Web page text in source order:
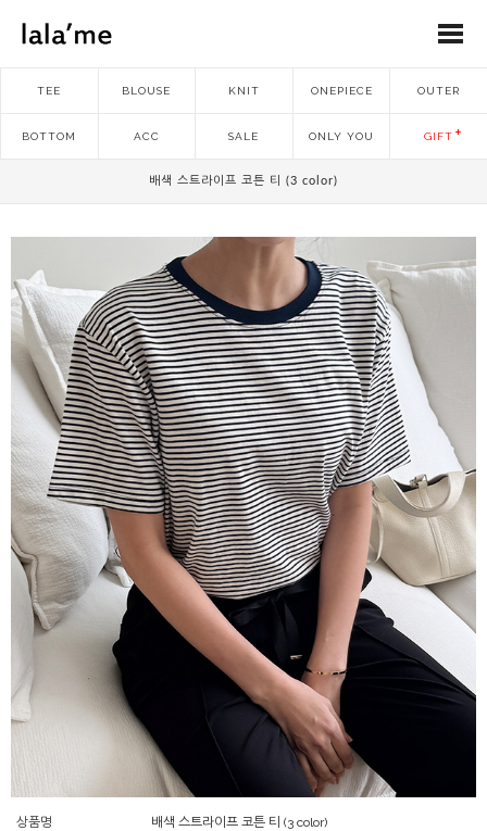
TEE BLOUSE KNIT ONEPIECE OUTER
BOTTOM ACC SALE ONLY YOU GIFT
배색 스트라이프 코튼 티 (3 color)
상품명 배색 스트라이프 코튼 티 (3 color)